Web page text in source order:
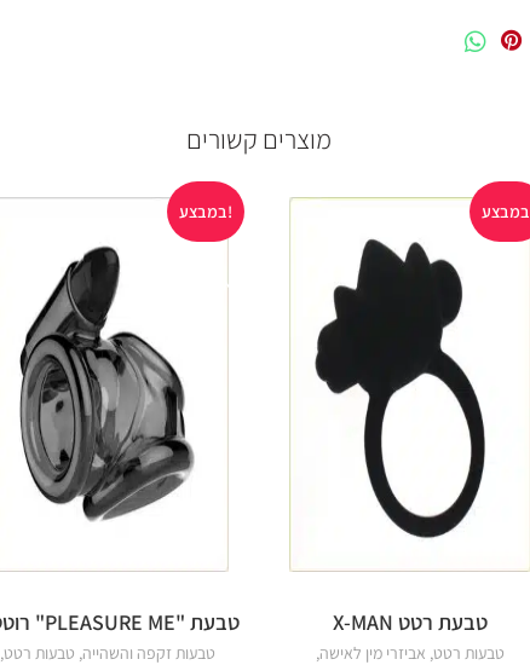
בכל דחיפה
מוצרים קשורים
טבעת רטט X-MAN
טבעות רטט, אביזרי מין לאישה,
במבצע!
אזל במלאי
טבעת "PLEASURE ME" רוטטת
טבעות זקפה והשהייה, טבעות רטט,